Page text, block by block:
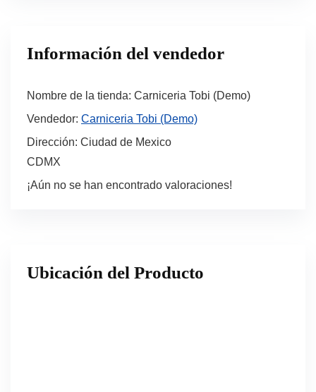
Información del vendedor
Nombre de la tienda: Carniceria Tobi (Demo)
Vendedor: Carniceria Tobi (Demo)
Dirección: Ciudad de Mexico
CDMX
¡Aún no se han encontrado valoraciones!
Ubicación del Producto